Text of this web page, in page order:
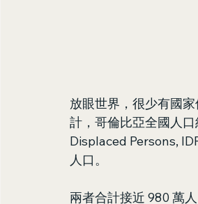
放眼世界，很少有國
計，哥倫比亞全國人
Displaced Persons,
人口。
兩者合計接近 980 萬